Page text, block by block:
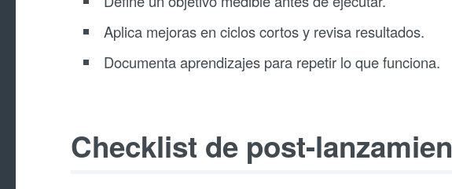
Aplica mejoras en ciclos cortos y revisa resultados.
Documenta aprendizajes para repetir lo que funciona.
Checklist de post-